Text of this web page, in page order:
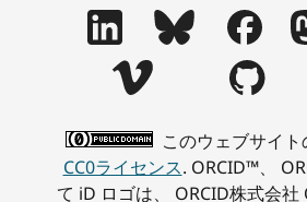
このウェブサイト
CC0ライセンス. ORCID™、
て iD ロゴは、 ORCID株式会社